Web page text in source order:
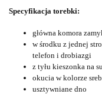
Specyfikacja torebki:
główna komora
w środku z jednej
telefon i drobiazgi
z tyłu kieszonka na
okucia w kolorze
usztywniane dno